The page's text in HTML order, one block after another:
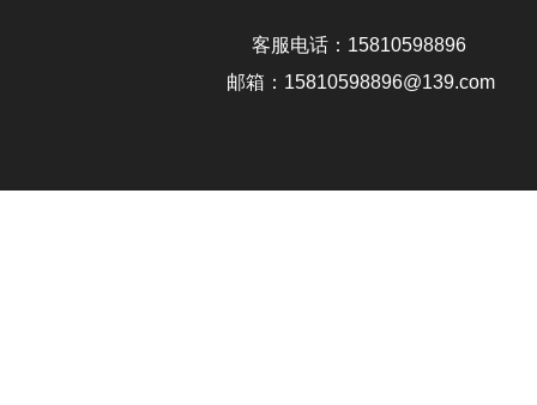
客服电话：15810598896
邮箱：15810598896@139.com